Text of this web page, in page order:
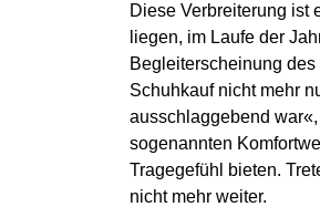
Diese Verbreiterung ist
liegen, im Laufe der
Begleiterscheinung
Schuhkauf nicht mehr
ausschlaggebend
sogenannten
Tragegefühl bieten.
nicht mehr weiter.